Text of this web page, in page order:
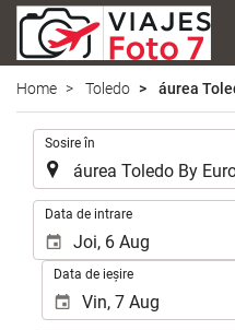
Home Toledo áurea
Sosire în
Data de intrare
Data de ieșire